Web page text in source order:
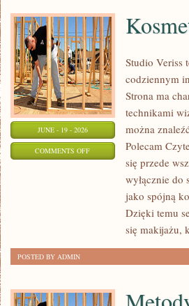
JUNE - 19 - 2026
COMMENTS OFFON
KOSMETYKI
Studio Veriss
codziennym
Strona ma
technikami
można
Polecam
się przede
wyłącznie do
jako spójną
Dzięki temu
się makijażu,
POSTED BY ADMIN